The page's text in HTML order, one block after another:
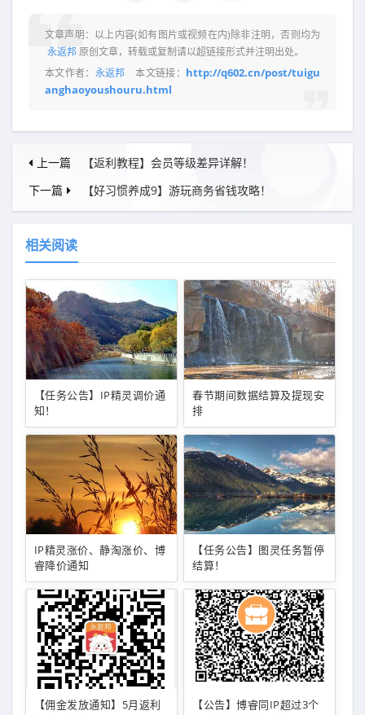
文章声明：以上内容(如有图片或视频在内)除非注明，否则均为
永返邦原创文章，转载或复制请以超链接形式并注明出处。
本文作者： 永返邦 本文链接： http://q602.cn/post/tuigu
anghaoyoushouru.html
上一篇
【返利教程】会员等级差异详解！
下一篇
【好习惯养成9】游玩商务省钱攻略！
相关阅读
【任务公告】IP精灵调价通
知！
春节期间数据结算及提现安
排
IP精灵涨价、静淘涨价、博
睿降价通知
【任务公告】图灵任务暂停
结算！
【佣金发放通知】5月返利
【公告】博睿同IP超过3个